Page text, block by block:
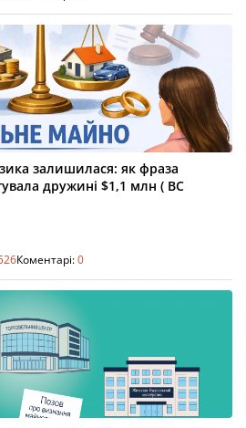
залишилася: як фраза
дружині $1,1 млн ( ВС
Коментарі:0